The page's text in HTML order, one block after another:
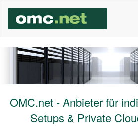
OMC.net - Anbieter für
Setups & Private